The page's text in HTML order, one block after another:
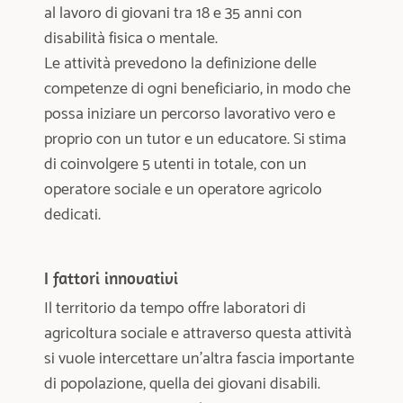
i
p
l
e
al lavoro di giovani tra 18 e 35 anni con
disabilità fisica o mentale.
Le attività prevedono la definizione delle
competenze di ogni beneficiario, in modo che
possa iniziare un percorso lavorativo vero e
proprio con un tutor e un educatore. Si stima
di coinvolgere 5 utenti in totale, con un
operatore sociale e un operatore agricolo
dedicati.
I fattori innovativi
Il territorio da tempo offre laboratori di
agricoltura sociale e attraverso questa attività
si vuole intercettare un’altra fascia importante
di popolazione, quella dei giovani disabili.